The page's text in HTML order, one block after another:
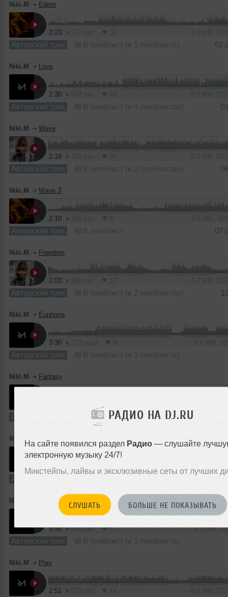
РАДИО НА DJ.RU
На сайте появился раздел Радио — слушайте
электронную музыку 24/7!
Микстейпы, лайвы и эксклюзивные сеты от лучших
СЛУШАТЬ БОЛЬШЕ НЕ ПОКАЗЫВАТЬ
Niki.M ➝ Edem
3:23
Авторский трек В плейлист (в 1 плейлисте) 02
Niki.M ➝ Love
2:30
Авторский трек В плейлист (в 4 плейлистах)
Niki.M ➝ Wave
2:18
Авторский трек В плейлист (в 2 плейлистах)
Niki.M ➝ Wave 3
2:10
Авторский трек В плейлист 07
Niki.M ➝ Freedom
2:03
Авторский трек В плейлист (в 2 плейлистах)
Niki.M ➝ Euphoria
3:30
Авторский трек В плейлист (в 1 плейлисте)
Niki.M ➝ Fantasy
Авторский трек В плейлист
Niki.M Universe
3:11 122 раза
Авторский трек
Niki.M
3:58 136 раз 5 9.1 MB,
Авторский трек В плейлист (в 1 плейлисте)
Niki.M ➝ Play
2:51